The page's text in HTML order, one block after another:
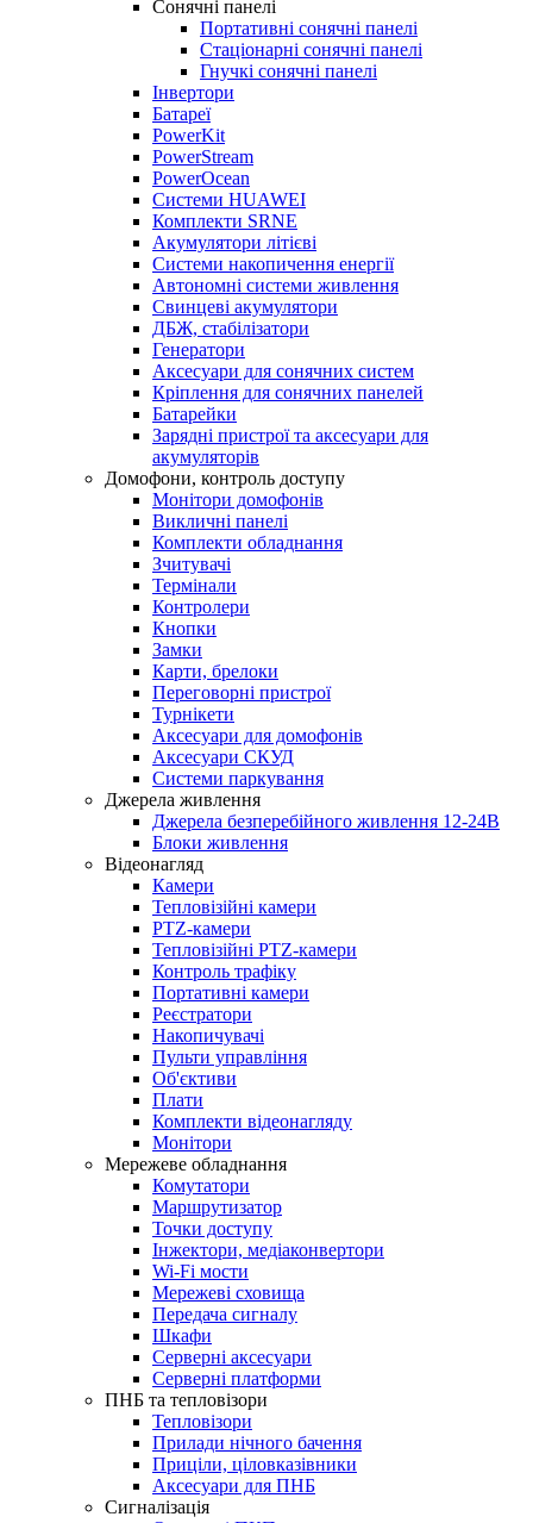
Сонячні панелі
Портативні сонячні панелі
Стаціонарні сонячні панелі
Гнучкі сонячні панелі
Інвертори
Батареї
PowerKit
PowerStream
PowerOcean
Системи HUAWEI
Комплекти SRNE
Акумулятори літієві
Системи накопичення енергії
Автономні системи живлення
Свинцеві акумулятори
ДБЖ, стабілізатори
Генератори
Аксесуари для сонячних систем
Кріплення для сонячних панелей
Батарейки
Зарядні пристрої та аксесуари для
акумуляторів
Домофони, контроль доступу
Монітори домофонів
Викличні панелі
Комплекти обладнання
Зчитувачі
Термінали
Контролери
Кнопки
Замки
Карти, брелоки
Переговорні пристрої
Турнікети
Аксесуари для домофонів
Аксесуари СКУД
Системи паркування
Джерела живлення
Джерела безперебійного живлення 12-24В
Блоки живлення
Відеонагляд
Камери
Тепловізійні камери
PTZ-камери
Тепловізійні PTZ-камери
Контроль трафіку
Портативні камери
Реєстратори
Накопичувачі
Пульти управління
Об'єктиви
Плати
Комплекти відеонагляду
Монітори
Мережеве обладнання
Комутатори
Маршрутизатор
Точки доступу
Інжектори, медіаконвертори
Wi-Fi мости
Мережеві сховища
Передача сигналу
Шкафи
Серверні аксесуари
Серверні платформи
ПНБ та тепловізори
Тепловізори
Прилади нічного бачення
Приціли, ціловказівники
Аксесуари для ПНБ
Сигналізація